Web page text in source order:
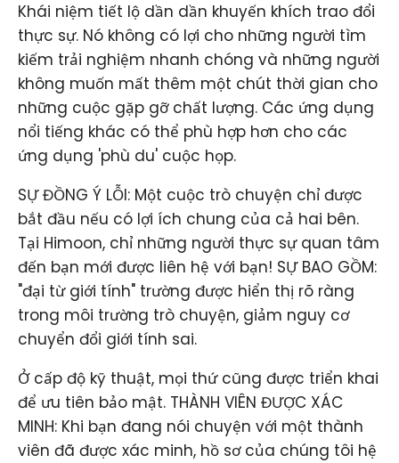
Khái niệm tiết lộ dần dần khuyến khích trao đổi
thực sự. Nó không có lợi cho những người tìm
kiếm trải nghiệm nhanh chóng và những người
không muốn mất thêm một chút thời gian cho
những cuộc gặp gỡ chất lượng. Các ứng dụng
nổi tiếng khác có thể phù hợp hơn cho các
ứng dụng 'phù du' cuộc họp.
SỰ ĐỒNG Ý LỖI: Một cuộc trò chuyện chỉ được
bắt đầu nếu có lợi ích chung của cả hai bên.
Tại Himoon, chỉ những người thực sự quan tâm
đến bạn mới được liên hệ với bạn! SỰ BAO GỒM:
"đại từ giới tính" trường được hiển thị rõ ràng
trong môi trường trò chuyện, giảm nguy cơ
chuyển đổi giới tính sai.
Ở cấp độ kỹ thuật, mọi thứ cũng được triển khai
để ưu tiên bảo mật. THÀNH VIÊN ĐƯỢC XÁC
MINH: Khi bạn đang nói chuyện với một thành
viên đã được xác minh, hồ sơ của chúng tôi hệ